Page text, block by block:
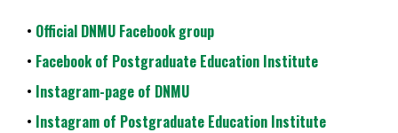
• Official DNMU Facebook group
• Facebook of Postgraduate Education Institute
• Instagram-page of DNMU
• Instagram of Postgraduate Education Institute